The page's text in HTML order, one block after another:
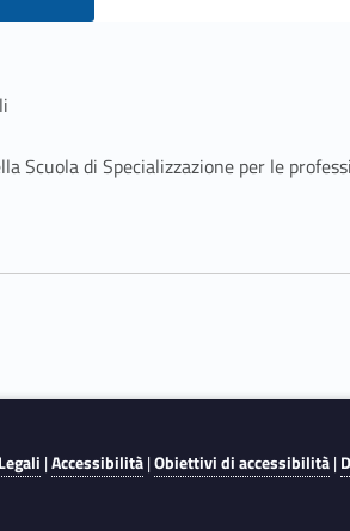
Scuola di Specializzazione per le
|Accessibilità|Obiettivi di accessibilità|